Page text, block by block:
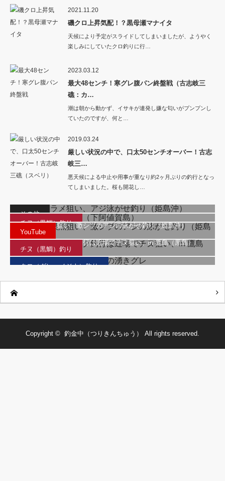
2021.11.20
磯クロ上昇気配！？黒母瀬マナイタ
天候により予定がスライドしてしまいましたが、ようやく
楽しみにしていたクロ釣りに行…
2023.03.12
最大48センチ！寒グレ腹パン終盤戦（古志岐三
礁：カ…
潮は朝から動かず、イサキが連発し嫌な匂いがプンプンし
ていたのですが、何と…
2019.03.24
厳しい状況の中で、口太50センチオーバー！古志
岐三…
悪天候による中止や用事が重なり約2ヶ月ぶりの釣行となっ
てしまいました。桜も開花し…
その他
チヌ（黒鯛）釣り
春季懇親釣り大会（下阿値賀島）
YouTube
ヒラメ・根魚狙い、激シブのアジの泳がせ釣り（姫島沖）
チヌ（黒鯛）釣り
ゴールデンウィーク釣行は近場でチヌ狙い、in 鷹島（黒島）
クロ（グレ・メジナ）釣り
福岡から上五島へ：絶景ラクダ瀬の激しい潮流でクロを狙う
Copyright © 釣金中（つりきんちゅう） All rights reserved.